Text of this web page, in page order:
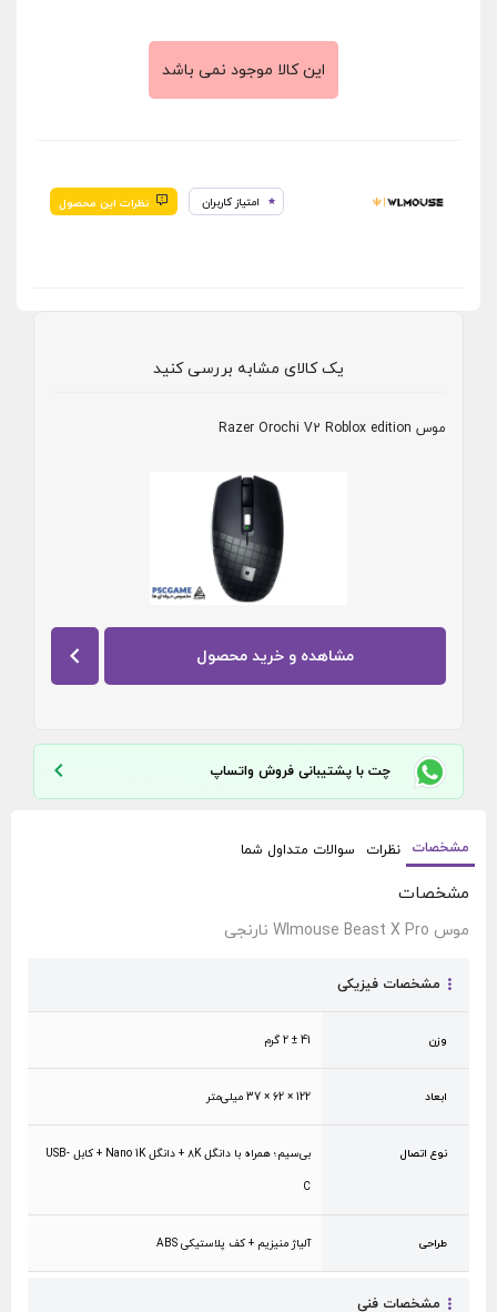
یک کالای مشابه بررسی کنید
موس Razer Orochi V2 Roblox edition
مشاهده و خرید محصول
چت با پشتیبانی فروش واتساپ
این کالا موجود نمی باشد
امتیاز کاربران نظرات این محصول
مشخصات نظرات سوالات متداول شما
مشخصات
موس Wlmouse Beast X Pro نارنجی
مشخصات فیزیکی
وزن 41 ± 2 گرم
ابعاد 122 × 62 × 37 میلی‌متر
نوع اتصال
بی‌سیم؛ همراه با دانگل ۸K + دانگل Nano 1K + کابل USB-
C
طراحی آلیاژ منیزیم + کف پلاستیکی ABS
مشخصات فنی